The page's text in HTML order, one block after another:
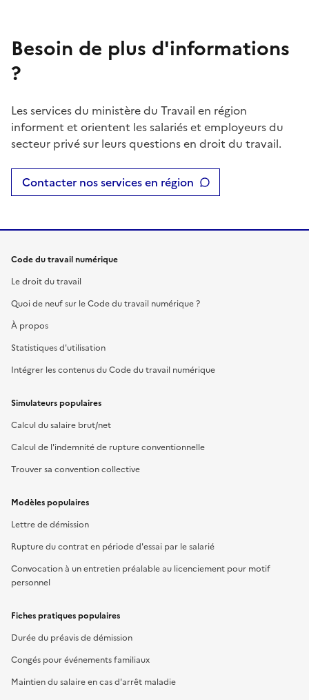
Besoin de plus d'informations
?
Les services du ministère du Travail en région
informent et orientent les salariés et employeurs du
secteur privé sur leurs questions en droit du travail.
Contacter nos services en région
Code du travail numérique
Le droit du travail
Quoi de neuf sur le Code du travail numérique ?
À propos
Statistiques d'utilisation
Intégrer les contenus du Code du travail numérique
Simulateurs populaires
Calcul du salaire brut/net
Calcul de l'indemnité de rupture conventionnelle
Trouver sa convention collective
Modèles populaires
Lettre de démission
Rupture du contrat en période d'essai par le salarié
Convocation à un entretien préalable au licenciement pour motif
personnel
Fiches pratiques populaires
Durée du préavis de démission
Congés pour événements familiaux
Maintien du salaire en cas d'arrêt maladie